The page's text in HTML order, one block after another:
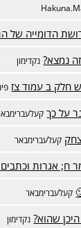
הדומייה של
נמצא? נקדימון
חלק ב עמוד צז
על כך
קעלעברימבאר
ח; אגרות
קעלעברימבאר
שהוא? נקדימון